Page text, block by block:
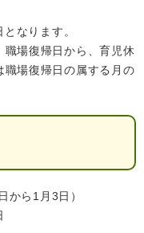
なります。
場復帰日から、育児休
職場復帰日の属する月の
ら1月3日）